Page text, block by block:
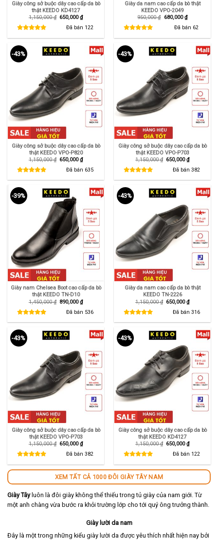
Giày công sở buộc dây cao cấp da bò
thật KEEDO KD4127
1,150,000₫ Giá
650,000₫Giá
hiện
tại
Đã bán 122
Giày da nam cao cấp da bò thật
KEEDO VPO-2049
950,000₫ Giá
680,000₫Giá
hiện
tại
Đã bán 62
-43%
Giày công sở buộc dây cao cấp da bò
thật KEEDO VPO-P820
1,150,000₫ Giá
1,150,000 ₫.
650,000₫Giá
hiện
tại
là:
650,000 ₫.
Đã bán 635
-43%
Giày công sở buộc dây cao cấp da bò
thật KEEDO VPO-P703
1,150,000₫ Giá
1,150,000 ₫.
650,000₫Giá
hiện
tại
là:
650,000 ₫.
Đã bán 382
-39%
Giày nam Chelsea Boot cao cấp da bò
thật KEEDO TN-D10
1,450,000₫ Giá
1,450,000 ₫.
890,000₫Giá
hiện
tại
là:
Đã bán 536
-43%
Giày da nam cao cấp da bò thật
KEEDO TN-2226
1,150,000₫ Giá
1,150,000 ₫.
650,000₫Giá
hiện
tại
là:
Đã bán 316
-43%
Giày công sở buộc dây cao cấp da bò
thật KEEDO VPO-P703
1,150,000₫ Giá
650,000₫Giá
hiện
tại
Đã bán 382
-43%
Giày công sở buộc dây cao cấp da bò
thật KEEDO KD4127
1,150,000₫ Giá
650,000₫Giá
hiện
tại
Đã bán 122
XEM TẤT CẢ 1000 ĐÔI GIÀY TÂY NAM
Giày Tâyluôn là đôi giày không thể thiếu trong tủ giày của nam giới. Từ
một anh chàng vừa bước ra khỏi trường lớp cho tới quý ông trưởng thành.
Giày lười da nam
Đây là một trong những kiểu giày lười da được yêu thích nhất hiện nay bởi